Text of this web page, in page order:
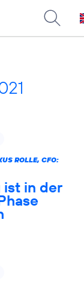
ROLLE, CFO:
ist in der